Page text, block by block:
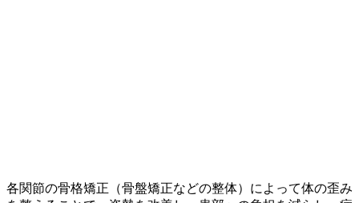
各関節の骨格矯正（骨盤矯正などの整体）によって体の歪み